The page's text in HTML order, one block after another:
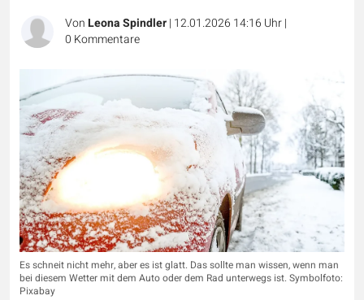
VonLeona Spindler| 12.01.2026 14:16 Uhr|
0 Kommentare
Es schneit nicht mehr, aber es ist glatt. Das sollte man wissen, wenn man
bei diesem Wetter mit dem Auto oder dem Rad unterwegs ist. Symbolfoto:
Pixabay